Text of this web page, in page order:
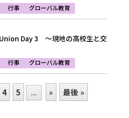
行事 グローバル教育
Day 3 ～現地の高校生と交
行事 グローバル教育
4 5 ... » 最後 »